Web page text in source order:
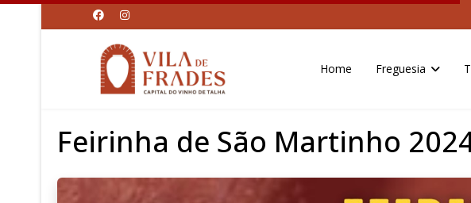
Home Freguesia
Feirinha de São Martinho